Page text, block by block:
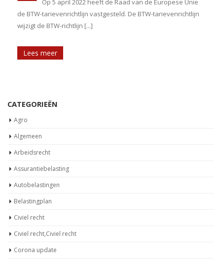
Op 5 april 2022 heeft de Raad van de Europese Unie
de BTW-tarievenrichtlijn vastgesteld. De BTW-tarievenrichtlijn
wijzigt de BTW-richtlijn [...]
Lees meer
CATEGORIEËN
Agro
Algemeen
Arbeidsrecht
Assurantiebelasting
Autobelastingen
Belastingplan
Civiel recht
Civiel recht,Civiel recht
Corona update